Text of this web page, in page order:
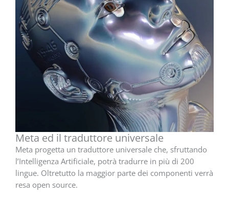
Meta ed il traduttore universale
Meta progetta un traduttore universale che, sfruttando
l’Intelligenza Artificiale, potrà tradurre in più di 200
lingue. Oltretutto la maggior parte dei componenti verrà
resa open source.